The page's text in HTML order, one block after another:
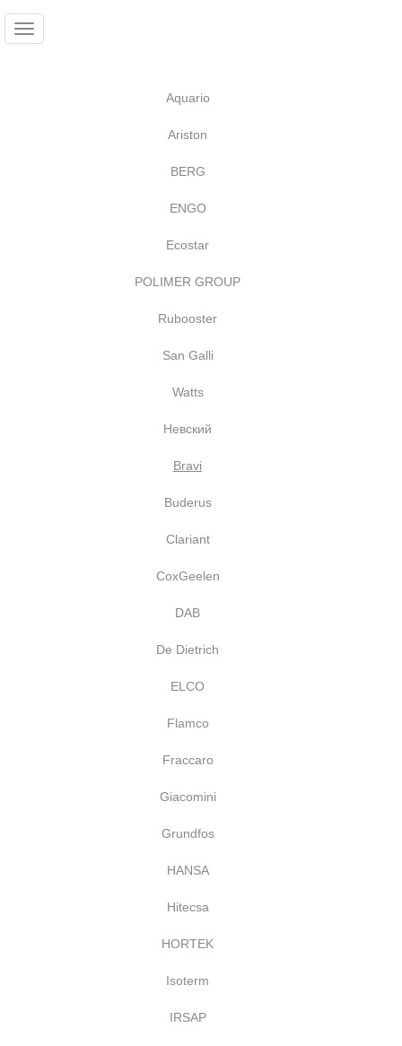
основному
Toggle
Aquario
Ariston
BERG
ENGO
Ecostar
POLIMER GROUP
Rubooster
San Galli
Watts
Невский
Bravi
Buderus
Clariant
CoxGeelen
DAB
De Dietrich
ELCO
Flamco
Fraccaro
Giacomini
Grundfos
HANSA
Hitecsa
HORTEK
Isoterm
IRSAP